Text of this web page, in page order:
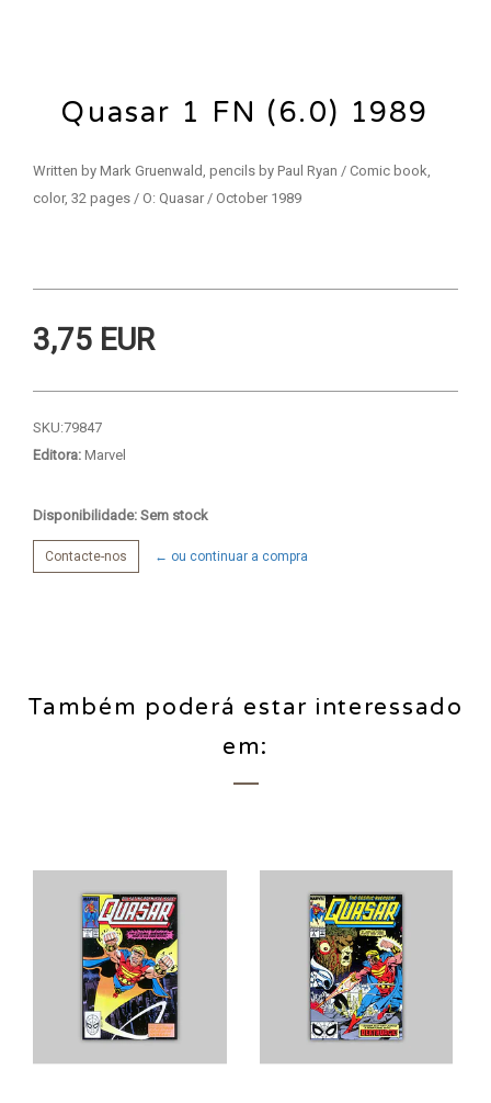
Quasar 1 FN (6.0) 1989
Written by Mark Gruenwald, pencils by Paul Ryan / Comic book,
color, 32 pages / O: Quasar / October 1989
3,75 EUR
SKU:79847
Editora: Marvel
Disponibilidade: Sem stock
Contacte-nos ← ou continuar a compra
Também poderá estar interessado
em: